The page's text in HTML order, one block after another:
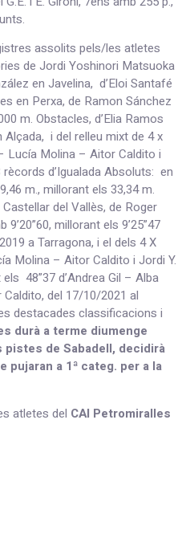
assolits pels/les atletes
de Jordi Yoshinori Matsuoka
en Javelina, d’Eloi Santafé
en Perxa, de Ramon Sánchez
m. Obstacles, d’Elia Ramos
Alçada, i del relleu mixt de 4 x
Lucía Molina – Aitor Caldito i
d’Igualada Absoluts: en
m., millorant els 33,34 m.
del Vallès, de Roger
millorant els 9’25”47
a Tarragona, i el dels 4 X
Molina – Aitor Caldito i Jordi Y.
48”37 d’Andrea Gil – Alba
del 17/10/2021 al
destacades classificacions i
durà a terme diumenge
pistes de Sabadell, decidirà
a 1ª categ. per a la
atletes del CAI Petromiralles